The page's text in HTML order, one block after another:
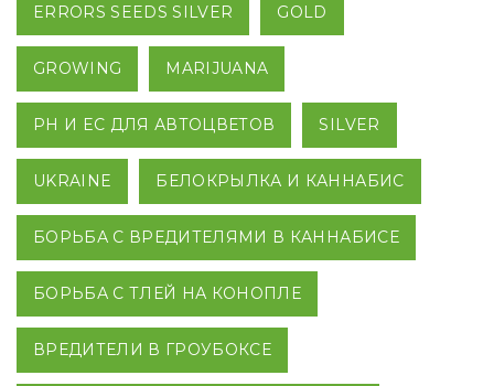
ERRORS SEEDS SILVER GOLD
GROWING MARIJUANA
PH И EC ДЛЯ АВТОЦВЕТОВ SILVER
UKRAINE БЕЛОКРЫЛКА И КАННАБИС
БОРЬБА С ВРЕДИТЕЛЯМИ В КАННАБИСЕ
БОРЬБА С ТЛЕЙ НА КОНОПЛЕ
ВРЕДИТЕЛИ В ГРОУБОКСЕ